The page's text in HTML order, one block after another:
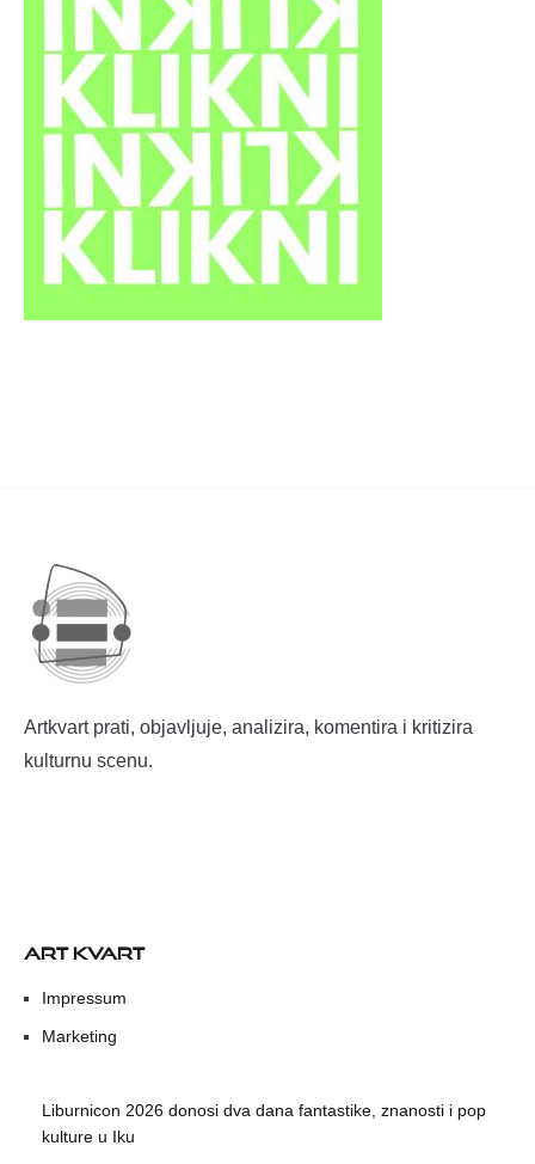
Artkvart prati, objavljuje, analizira, komentira i kritizira
kulturnu scenu.
ART KVART
Impressum
Marketing
Liburnicon 2026 donosi dva dana fantastike, znanosti i pop
kulture u Iku